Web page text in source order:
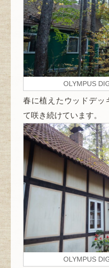
OLYMPUS
春に植えたウッドデッ
て咲き続けています。
OLYMPUS